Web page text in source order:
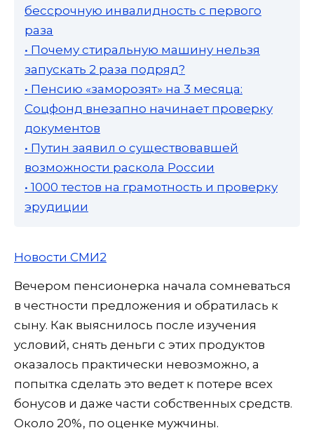
бессрочную инвалидность с первого
раза
• Почему стиральную машину нельзя
запускать 2 раза подряд?
• Пенсию «заморозят» на 3 месяца:
Соцфонд внезапно начинает проверку
документов
• Путин заявил о существовавшей
возможности раскола России
• 1000 тестов на грамотность и проверку
эрудиции
Новости СМИ2
Вечером пенсионерка начала сомневаться
в честности предложения и обратилась к
сыну. Как выяснилось после изучения
условий, снять деньги с этих продуктов
оказалось практически невозможно, а
попытка сделать это ведет к потере всех
бонусов и даже части собственных средств.
Около 20%, по оценке мужчины.